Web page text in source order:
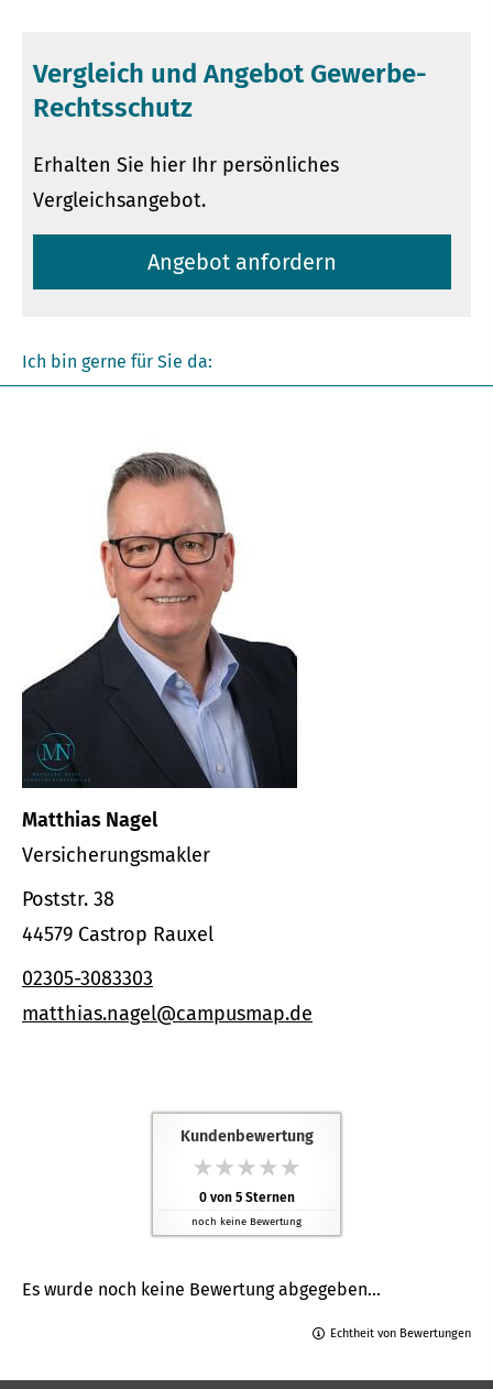
Vergleich und Angebot Gewerbe-
Rechtsschutz
Erhalten Sie hier Ihr persönliches
Vergleichsangebot.
An­ge­bot an­for­dern
Ich bin gerne für Sie da:
Matthias Nagel
Ver­sicherungs­makler
Poststr. 38
44579 Castrop Rauxel
02305-3083303
matthias.nagel@campusmap.de
Kundenbewertung
0von 5Sternen
noch keine Bewertung
Es wurde noch keine Bewertung abgegeben...
Echtheit von Bewertungen